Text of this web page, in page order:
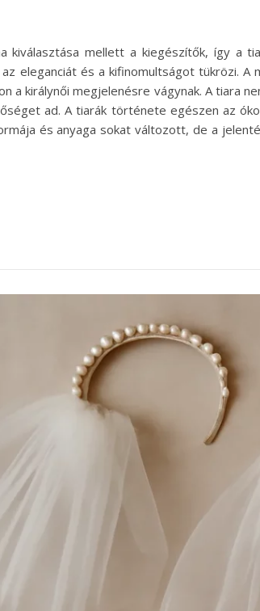
kiválasztása mellett a kiegészítők, így a
eleganciát és a kifinomultságot tükrözi.
a királynői megjelenésre vágynak. A tiara
ad. A tiarák története egészen az
és anyaga sokat változott, de a